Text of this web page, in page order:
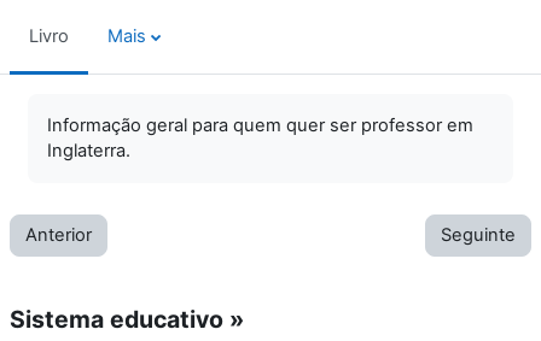
Livro Mais
Informação geral para quem quer ser professor em
Inglaterra.
Anterior Seguinte
Sistema educativo »